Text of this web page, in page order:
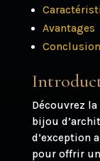
Avantages
Conclusion
Découvrez
bijou
d’exception
pour offrir